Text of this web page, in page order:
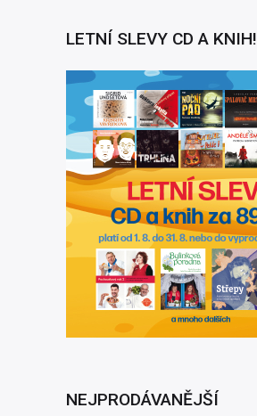
Rok vydání:
LETNÍ SLEVY CD A KNIH!
NEJPRODÁVANĚJŠÍ